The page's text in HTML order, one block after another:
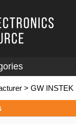
> GW INSTEK